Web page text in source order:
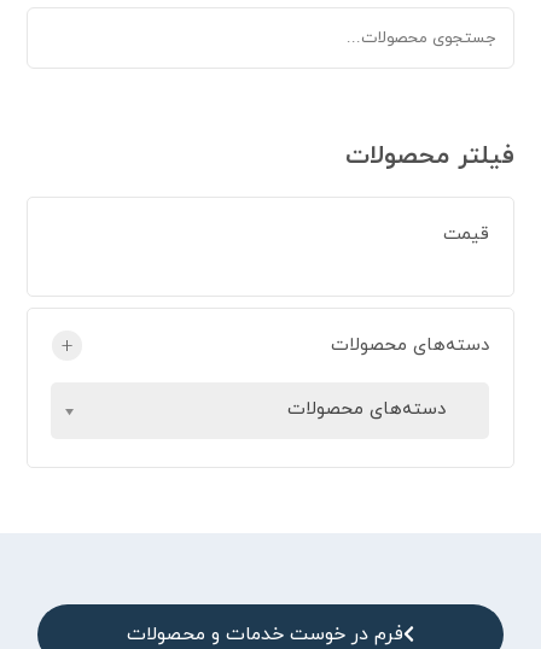
فیلتر محصولات
قیمت
دسته‌های محصولات +
دسته‌های محصولات
فرم در خوست خدمات و محصولات